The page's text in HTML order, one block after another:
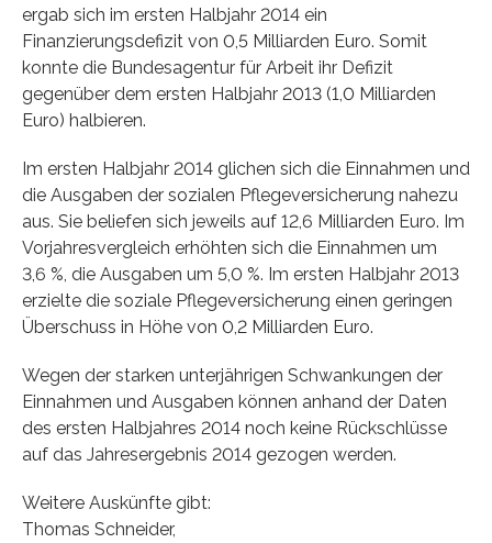
ergab sich im ersten Halbjahr 2014 ein
Finanzierungsdefizit von 0,5 Milliarden Euro. Somit
konnte die Bundesagentur für Arbeit ihr Defizit
gegenüber dem ersten Halbjahr 2013 (1,0 Milliarden
Euro) halbieren.
Im ersten Halbjahr 2014 glichen sich die Einnahmen und
die Ausgaben der sozialen Pflegeversicherung nahezu
aus. Sie beliefen sich jeweils auf 12,6 Milliarden Euro. Im
Vorjahresvergleich erhöhten sich die Einnahmen um
3,6 %, die Ausgaben um 5,0 %. Im ersten Halbjahr 2013
erzielte die soziale Pflegeversicherung einen geringen
Überschuss in Höhe von 0,2 Milliarden Euro.
Wegen der starken unterjährigen Schwankungen der
Einnahmen und Ausgaben können anhand der Daten
des ersten Halbjahres 2014 noch keine Rückschlüsse
auf das Jahresergebnis 2014 gezogen werden.
Weitere Auskünfte gibt:
Thomas Schneider,